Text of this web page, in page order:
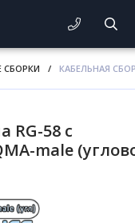
СБОРКИ / КАБЕЛЬНАЯ
RG-58 с
male